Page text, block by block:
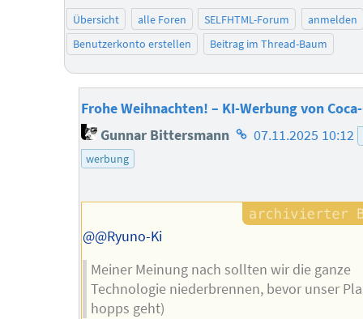
Übersicht alle Foren SELFHTML-Forum
anmelden
Benutzerkonto erstellen
Beitrag im Thread-Baum
Frohe Weihnachten! – KI-Werbung von
Gunnar Bittersmann Homepage
07.11.2025 10:12
werbung
@@Ryuno-Ki
Meiner Meinung nach sollten wir die ganze
Technologie niederbrennen, bevor unser
hopps geht)